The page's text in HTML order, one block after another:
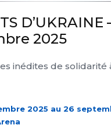
2025
inédites de solidarité
2025 au 26